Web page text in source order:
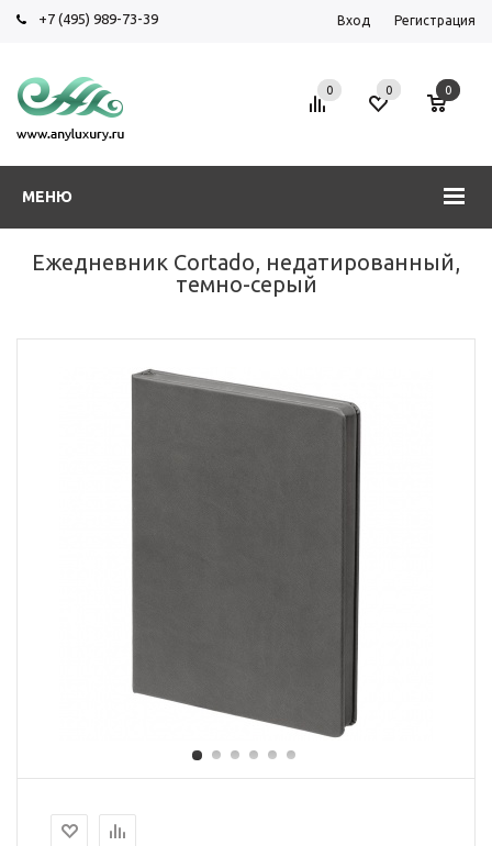
+7 (495) 989-73-39 Вход Регистрация
МЕНЮ
0 0 0
Ежедневник Cortado, недатированный,
темно-серый